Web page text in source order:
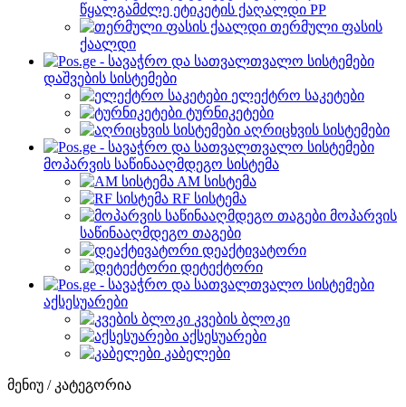
წყალგამძლე ეტიკეტის ქაღალდი PP
თერმული ფასის
ქაალდი
დაშვების სისტემები
ელექტრო საკეტები
ტურნიკეტები
აღრიცხვის სისტემები
მოპარვის საწინააღმდეგო სისტემა
AM სისტემა
RF სისტემა
მოპარვის
საწინააღმდეგო თაგები
დეაქტივატორი
დეტექტორი
აქსესუარები
კვების ბლოკი
აქსესუარები
კაბელები
მენიუ / კატეგორია